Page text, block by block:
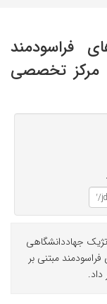
فراسودمند
مرکز تخصصی
جهاددانشگاهی
مبتنی بر